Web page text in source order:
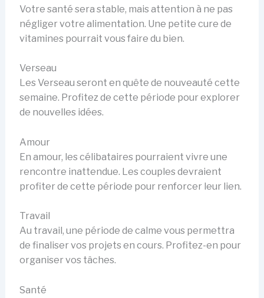
Votre santé sera stable, mais attention à ne pas
négliger votre alimentation. Une petite cure de
vitamines pourrait vous faire du bien.
Verseau
Les Verseau seront en quête de nouveauté cette
semaine. Profitez de cette période pour explorer
de nouvelles idées.
Amour
En amour, les célibataires pourraient vivre une
rencontre inattendue. Les couples devraient
profiter de cette période pour renforcer leur lien.
Travail
Au travail, une période de calme vous permettra
de finaliser vos projets en cours. Profitez-en pour
organiser vos tâches.
Santé